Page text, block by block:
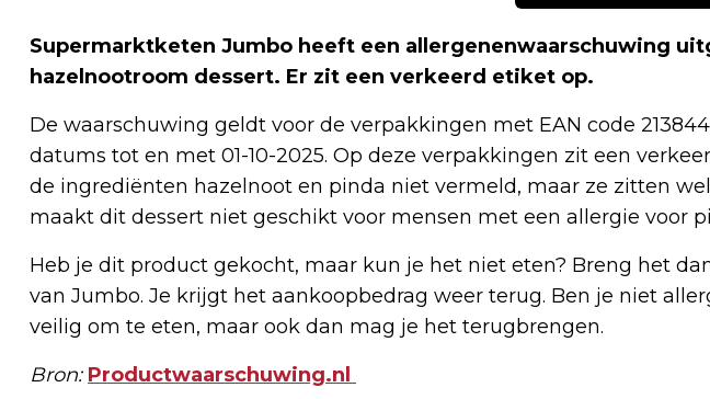
Supermarktketen Jumbo heeft een allergenenwaarschuwing
hazelnootroom dessert. Er zit een verkeerd etiket op.
De waarschuwing geldt voor de verpakkingen met EAN code
datums tot en met 01-10-2025. Op deze verpakkingen zit een
de ingrediënten hazelnoot en pinda niet vermeld, maar ze zitten
maakt dit dessert niet geschikt voor mensen met een allergie voor
Heb je dit product gekocht, maar kun je het niet eten? Breng het
van Jumbo. Je krijgt het aankoopbedrag weer terug. Ben je niet
veilig om te eten, maar ook dan mag je het terugbrengen.
Bron: Productwaarschuwing.nl